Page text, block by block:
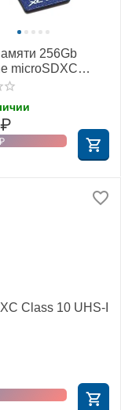
256Gb
microSDXC
UHS-I U3
₽
Class 10 UHS-I